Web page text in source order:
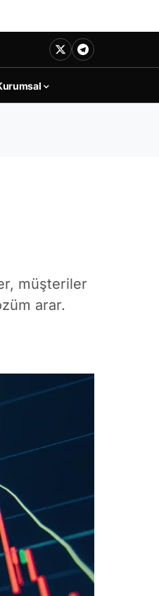
müşteriler
arar.